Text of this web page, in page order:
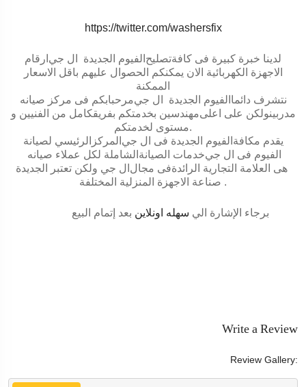
https://twitter.com/washersfix
ارقام ال جي الفيوم الجديدة لدينا خبرة كبيرة فى كافةتصليح
الاجهزة الكهربائية الان يمكنكم الحصوال عليهم باقل الاسعار
الممكنة
مرحبابكم فى مركز صيانهال جي الفيوم الجديدة نتشرف دائما
بخدمتكم بفريقكامل من الفنيين و مهندسينمدربينولكن على اعلى
مستوى لخدمتكم.
المركزالرئيسي لصيانة ال جي فى الفيوم الجديدة يقدم مكافة
خدمات الصيانةالشاملة لكل عملاء صيانهال جي فى الفيوم
الجديدة
ولكن تعتبر ال جي هى العلامة التجارية الرائدةفى مجال
صناعة الاجهزة المنزلية المختلفة .
برجاء الإشارة الي سهله اونلاين بعد إتمام البيع
Write a Review
Review Gallery: